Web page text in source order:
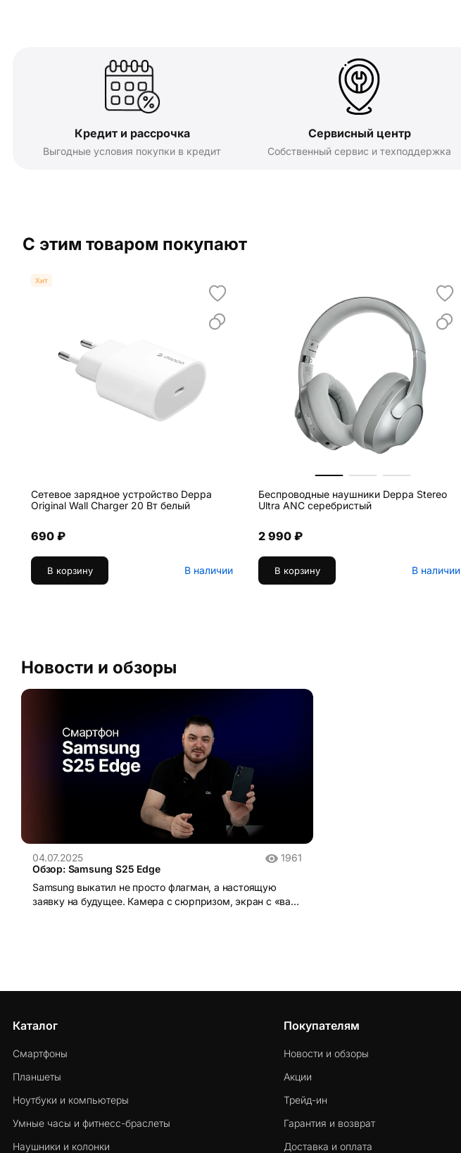
Кредит и рассрочка
Выгодные условия покупки в кредит
Сервисный центр
Собственный сервис и техподдержка
С этим товаром покупают
Хит
Сетевое зарядное устройство Deppa
Original Wall Charger 20 Вт белый
690 ₽
В корзину В наличии
Беспроводные наушники Deppa Stereo
Ultra ANC серебристый
2 990 ₽
В корзину В наличии
Новости и обзоры
04.07.2025
1961
Обзор: Samsung S25 Edge
Samsung выкатил не просто флагман, а настоящую
заявку на будущее. Камера с сюрпризом, экран с «вау-
Каталог
Смартфоны
Планшеты
Ноутбуки и компьютеры
Умные часы и фитнесс-браслеты
Наушники и колонки
Покупателям
Новости и обзоры
Акции
Трейд-ин
Гарантия и возврат
Доставка и оплата